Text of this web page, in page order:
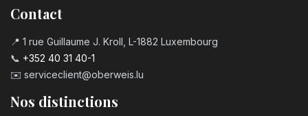
Contact
📍 1 rue Guillaume J. Kroll, L-1882 Luxembourg
📞 +352 40 31 40-1
✉️ serviceclient@oberweis.lu
Nos distinctions